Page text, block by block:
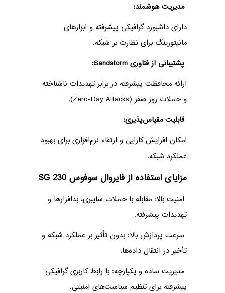
مدیریت هوشمند:
دارای داشبورد گرافیکی پیشرفته و ابزارهای
مانیتورینگ برای نظارت بر شبکه.
پشتیبانی از فناوری Sandstorm:
ارائه محافظت پیشرفته در برابر تهدیدات ناشناخته
و حملات روز صفر (Zero-Day Attacks).
قابلیت مقیاس‌پذیری:
امکان افزایش کارایی و ارتقاء نرم‌افزاری برای بهبود
عملکرد شبکه.
مزایای استفاده از فایروال سوفوس SG 230
امنیت بالا: مقابله با حملات سایبری، بدافزارها و
تهدیدات پیشرفته.
سرعت پردازش بالا: بدون تأثیر بر عملکرد شبکه و
تأخیر در انتقال داده‌ها.
مدیریت ساده و یکپارچه: با رابط کاربری گرافیکی
پیشرفته برای تنظیم سیاست‌های امنیتی.